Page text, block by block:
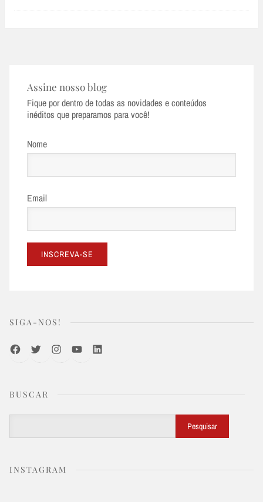
Assine nosso blog
Fique por dentro de todas as novidades e conteúdos
inéditos que preparamos para você!
Nome
Email
SIGA-NOS!
FacebookTwitterInstagramYoutubeLinkedIn
BUSCAR
Pesquisar
INSTAGRAM